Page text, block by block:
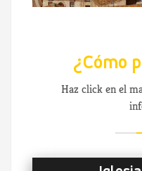
¿Cómo
Haz click en el